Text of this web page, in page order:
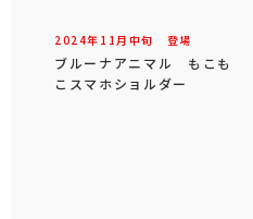
2024年 11 月 中旬 登場
ブルーナアニマル もこも
こスマホショルダー